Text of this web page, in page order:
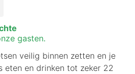
gasten.
veilig binnen zetten en je
eten en drinken tot zeker 22